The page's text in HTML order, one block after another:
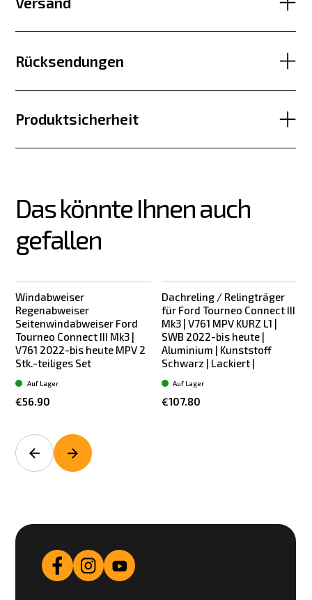
Rücksendungen
Produktsicherheit
Das könnte Ihnen auch
gefallen
Windabweiser
Regenabweiser
Seitenwindabweiser Ford
Tourneo Connect III Mk3 |
V761 2022-bis heute MPV 2
Stk.-teiliges Set
€56.90
Auf Lager
Dachreling / Relingträger
für Ford Tourneo Connect III
Mk3 | V761 MPV KURZ L1 |
SWB 2022-bis heute |
Aluminium | Kunststoff
Schwarz | Lackiert |
€107.80
Auf Lager